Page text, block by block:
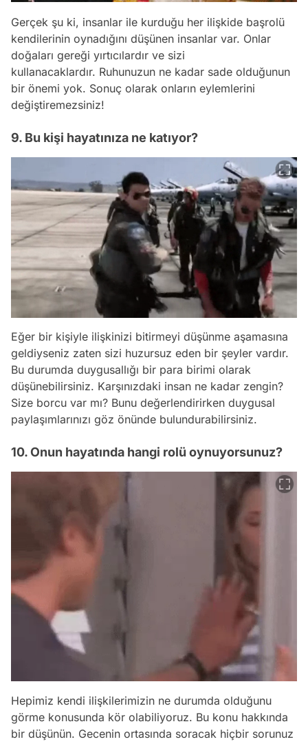
Gerçek şu ki, insanlar ile kurduğu her ilişkide başrolü
kendilerinin oynadığını düşünen insanlar var. Onlar
doğaları gereği yırtıcılardır ve sizi
kullanacaklardır. Ruhunuzun ne kadar sade olduğunun
bir önemi yok. Sonuç olarak onların eylemlerini
değiştiremezsiniz!
9. Bu kişi hayatınıza ne katıyor?
Eğer bir kişiyle ilişkinizi bitirmeyi düşünme aşamasına
geldiyseniz zaten sizi huzursuz eden bir şeyler vardır.
Bu durumda duygusallığı bir para birimi olarak
düşünebilirsiniz. Karşınızdaki insan ne kadar zengin?
Size borcu var mı? Bunu değerlendirirken duygusal
paylaşımlarınızı göz önünde bulundurabilirsiniz.
10. Onun hayatında hangi rolü oynuyorsunuz?
Hepimiz kendi ilişkilerimizin ne durumda olduğunu
görme konusunda kör olabiliyoruz. Bu konu hakkında
bir düşünün. Gecenin ortasında soracak hiçbir sorunuz